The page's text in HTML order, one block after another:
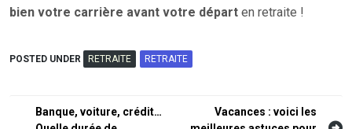
bien votre carrière avant votre départ en retraite !
POSTED UNDER RETRAITE RETRAITE
Navigation
Banque, voiture, crédit…
Vacances : voici les